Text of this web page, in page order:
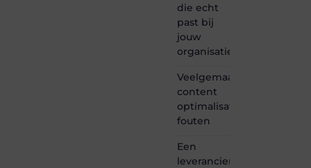
die echt
past bij
jouw
organisatie
Veelgemaakte
content
optimalisatie
fouten
Een
leverancier